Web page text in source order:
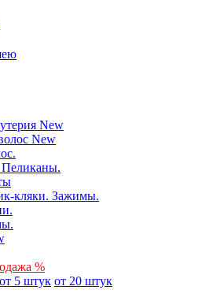
New
New
кляки. Зажимы.
%
от 5 штук от 20 штук